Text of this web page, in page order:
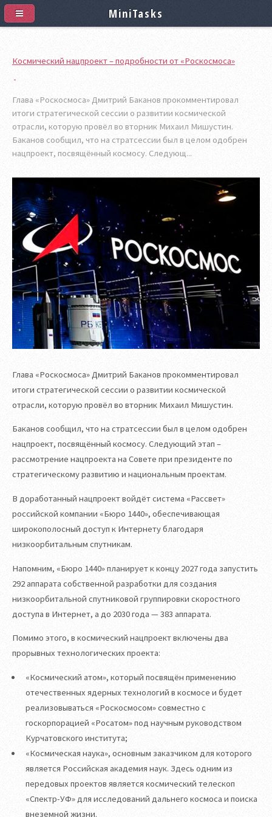
Космический нацпроект – подробности от «Роскосмоса»
Глава «Роскосмоса» Дмитрий Баканов прокомментировал
итоги стратегической сессии о развитии космической
отрасли, которую провёл во вторник Михаил Мишустин.
Баканов сообщил, что на стратсессии был в целом одобрен
нацпроект, посвящённый космосу. Следующ...
Глава «Роскосмоса» Дмитрий Баканов прокомментировал
итоги стратегической сессии о развитии космической
отрасли, которую провёл во вторник Михаил Мишустин.
Баканов сообщил, что на стратсессии был в целом одобрен
нацпроект, посвящённый космосу. Следующий этап –
рассмотрение нацпроекта на Совете при президенте по
стратегическому развитию и национальным проектам.
В доработанный нацпроект войдёт система «Рассвет»
российской компании «Бюро 1440», обеспечивающая
широкополосный доступ к Интернету благодаря
низкоорбитальным спутникам.
Напомним, «Бюро 1440» планирует к концу 2027 года запустить
292 аппарата собственной разработки для создания
низкоорбитальной спутниковой группировки скоростного
доступа в Интернет, а до 2030 года — 383 аппарата.
Помимо этого, в космический нацпроект включены два
прорывных технологических проекта:
«Космический атом», который посвящён применению
отечественных ядерных технологий в космосе и будет
реализовываться «Роскосмосом» совместно с
госкорпорацией «Росатом» под научным руководством
Курчатовского института;
«Космическая наука», основным заказчиком для которого
является Российская академия наук. Здесь одним из
передовых проектов является космический телескоп
«Спектр-УФ» для исследований дальнего космоса и поиска
внеземной жизни.
MiniTasks